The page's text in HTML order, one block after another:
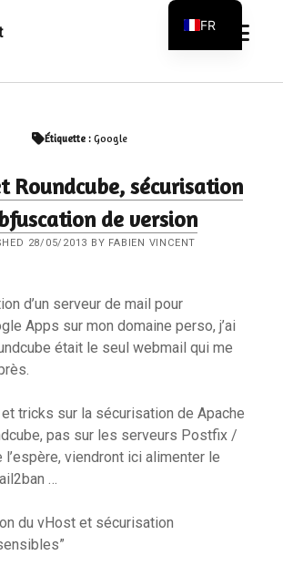
open
menu
Étiquette : Google
Roundcube, sécurisation
de version
28/05/2013 BY FABIEN VINCENT
d’un serveur de mail pour
Apps sur mon domaine perso, j’ai
était le seul webmail qui me
tricks sur la sécurisation de Apache
pas sur les serveurs Postfix /
l’espère, viendront ici alimenter le
…
du vHost et sécurisation
FR
EN